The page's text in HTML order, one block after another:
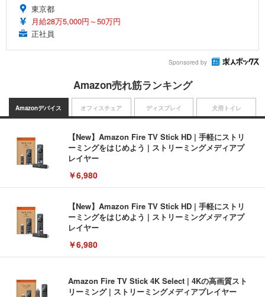
東京都
月給28万5,000円～50万円
正社員
Sponsored by
Amazon売れ筋ランキング
Amazonデバイス
【New】Amazon Fire TV Stick HD | 手軽にストリ
ーミングをはじめよう | ストリーミングメディアプ
レイヤー
￥6,980
【New】Amazon Fire TV Stick HD | 手軽にストリ
ーミングをはじめよう | ストリーミングメディアプ
レイヤー
￥6,980
Amazon Fire TV Stick 4K Select | 4Kの高画質スト
リーミング | ストリーミングメディアプレイヤー
オフィスチェア ディスプレイ 犬用トイレ